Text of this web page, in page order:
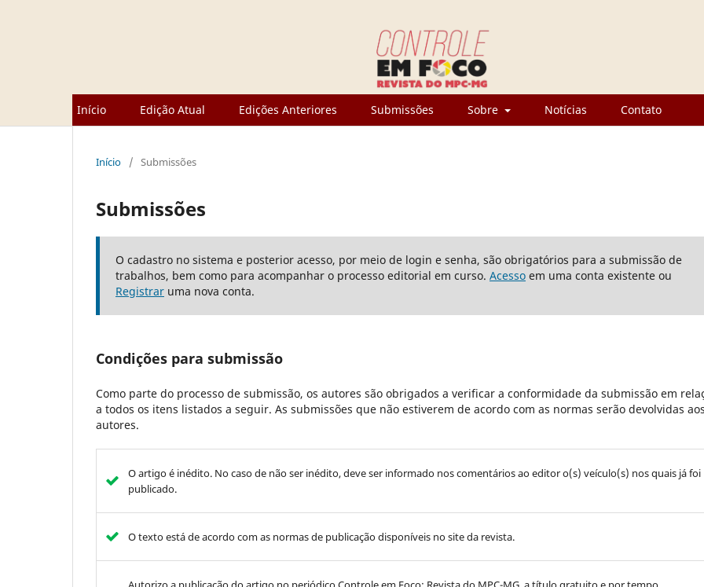
Início Edição Atual Edições Anteriores Submissões Sobre Notícias Contato
Início / Submissões
Submissões
O cadastro no sistema e posterior acesso, por meio de login e senha, são obrigatórios para a submissão de
trabalhos, bem como para acompanhar o processo editorial em curso. Acesso em uma conta existente ou
Registrar uma nova conta.
Condições para submissão
Como parte do processo de submissão, os autores são obrigados a verificar a conformidade da submissão em
a todos os itens listados a seguir. As submissões que não estiverem de acordo com as normas serão devolvidas aos
autores.
O artigo é inédito. No caso de não ser inédito, deve ser informado nos comentários ao editor o(s) veículo(s) nos quais já foi
publicado.
O texto está de acordo com as normas de publicação disponíveis no site da revista.